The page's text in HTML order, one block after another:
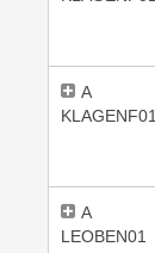
A
KLAGENF01
A
LEOBEN01